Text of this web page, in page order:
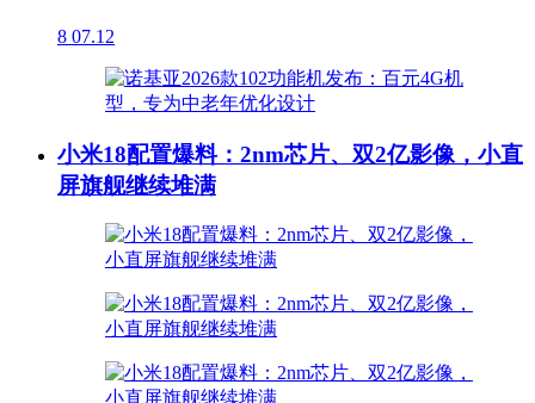
8 07.12
小米18配置爆料：2nm芯片、双2亿影像，小直
屏旗舰继续堆满